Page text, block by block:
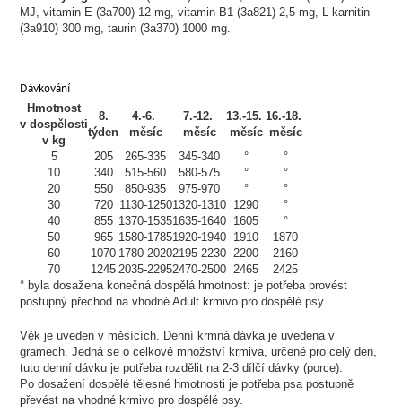
MJ, vitamin E (3a700) 12 mg, vitamin B1 (3a821) 2,5 mg, L-karnitin
(3a910) 300 mg, taurin (3a370) 1000 mg.
Dávkování
Hmotnost
v dospělosti
v kg
8.
týden
4.-6.
měsíc
7.-12.
měsíc
13.-15.
měsíc
16.-18.
měsíc
5
205 265-335 345-340 °
°
10
340 515-560 580-575 °
°
20
550 850-935 975-970 °
°
30
720 1130-12501320-1310 1290
°
40
855 1370-15351635-1640 1605
°
50
965 1580-17851920-1940 1910
1870
60
1070 1780-20202195-2230 2200
2160
70
1245 2035-22952470-2500 2465
2425
° byla dosažena konečná dospělá hmotnost: je potřeba provést
postupný přechod na vhodné Adult krmivo pro dospělé psy.
Věk je uveden v měsících. Denní krmná dávka je uvedena v
gramech. Jedná se o celkové množství krmiva, určené pro celý den,
tuto denní dávku je potřeba rozdělit na 2-3 dílčí dávky (porce).
Po dosažení dospělé tělesné hmotnosti je potřeba psa postupně
převést na vhodné krmivo pro dospělé psy.